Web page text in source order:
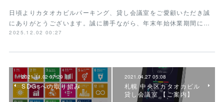
日頃よりカタオカビルパーキング、貸し会議室をご愛顧いただき誠
にありがとうございます。誠に勝手ながら、年末年始休業期間に…
2025.12.02 00:27
2021.11.02 07:29
SDGsへの取り組み
2021.04.27 05:08
札幌 中央区カタオカビル
貸し会議室 【ご案内】